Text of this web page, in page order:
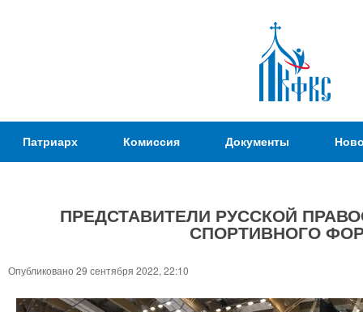
Патриаршая
Комиссия
вопросам
физической
спорта
Патриарх Комиссия Документы
здесь
ПРЕДСТАВИТЕЛИ РУССКОЙ
СПОРТИВНОГО
Опубликовано 29 сентября 2022, 22:10